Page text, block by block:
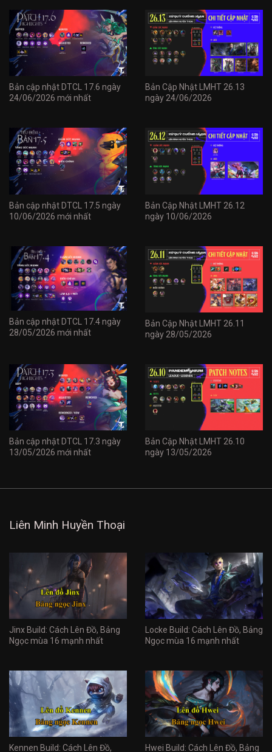
Bản cập nhật DTCL 17.6 ngày
24/06/2026 mới nhất
Bản Cập Nhật LMHT 26.13
ngày 24/06/2026
Bản cập nhật DTCL 17.5 ngày
10/06/2026 mới nhất
Bản Cập Nhật LMHT 26.12
ngày 10/06/2026
Bản cập nhật DTCL 17.4 ngày
28/05/2026 mới nhất
Bản Cập Nhật LMHT 26.11
ngày 28/05/2026
Bản cập nhật DTCL 17.3 ngày
13/05/2026 mới nhất
Bản Cập Nhật LMHT 26.10
ngày 13/05/2026
Liên Minh Huyền Thoại
Jinx Build: Cách Lên Đồ, Bảng
Ngọc mùa 16 mạnh nhất
Locke Build: Cách Lên Đồ, Bảng
Ngọc mùa 16 mạnh nhất
Kennen Build: Cách Lên Đồ, Hwei Build: Cách Lên Đồ, Bảng